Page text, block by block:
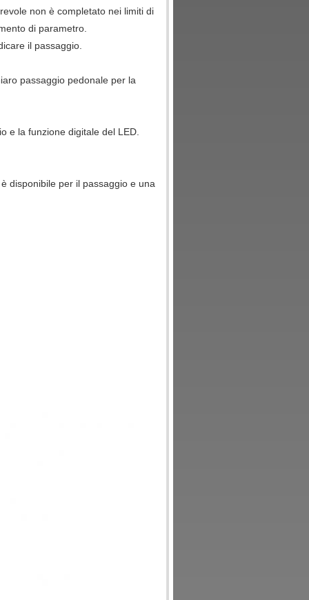
non è completato nei limiti di
di parametro.
il passaggio.
passaggio pedonale per la
e la funzione digitale del LED.
disponibile per il passaggio e una